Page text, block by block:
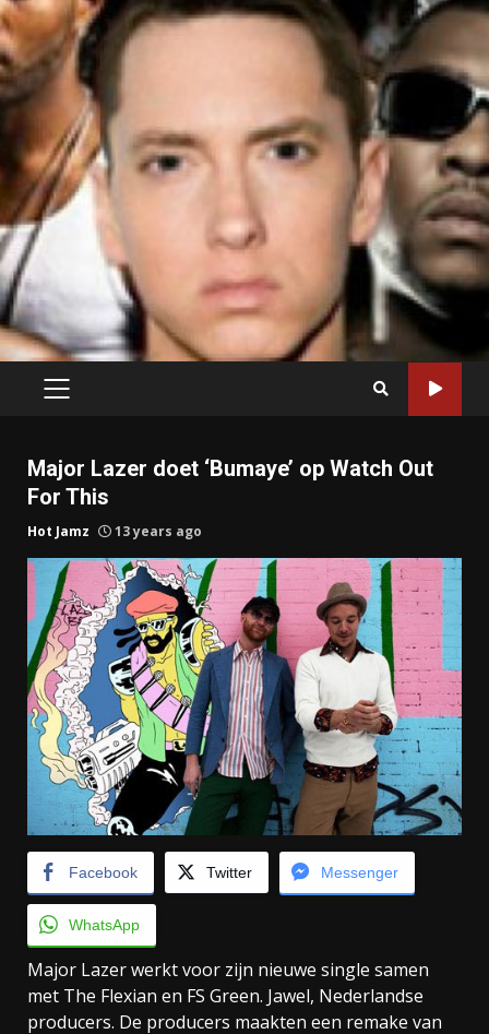
PRIMARY
Major Lazer doet ‘Bumaye’ op Watch Out
For This
Hot Jamz 13 years ago
Facebook Twitter Messenger
WhatsApp
Major Lazer werkt voor zijn nieuwe single samen
met The Flexian en FS Green. Jawel, Nederlandse
producers. De producers maakten een remake van